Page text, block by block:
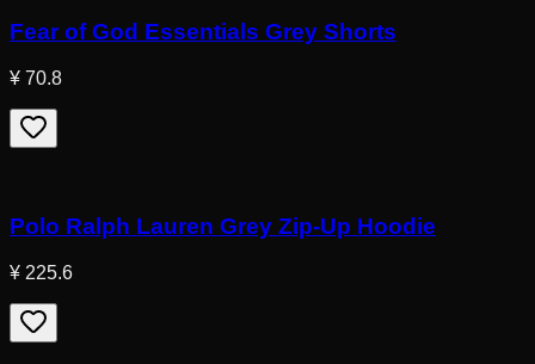
Fear of God Essentials Grey Shorts
¥ 70.8
Polo Ralph Lauren Grey Zip-Up Hoodie
¥ 225.6